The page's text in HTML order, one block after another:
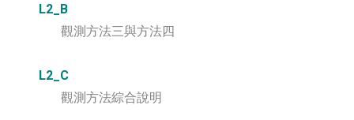
L2_B
觀測方法三與方法四
L2_C
觀測方法綜合說明